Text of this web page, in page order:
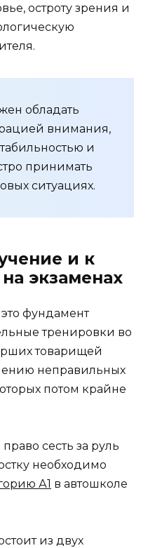
остроту зрения и
обладать
внимания,
и
принимать
ситуациях.
и к
экзаменах
фундамент
тренировки во
товарищей
неправильных
потом крайне
сесть за руль
необходимо
А1 в автошколе
из двух